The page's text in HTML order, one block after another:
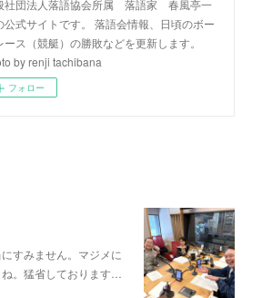
社団法人落語協会所属 落語家 春風亭一
公式サイトです。 落語会情報、日頃のボー
ース（競艇）の勝敗などを更新します。
by renji tachibana
フォロー
すみません。マジメに
。猛省しております…